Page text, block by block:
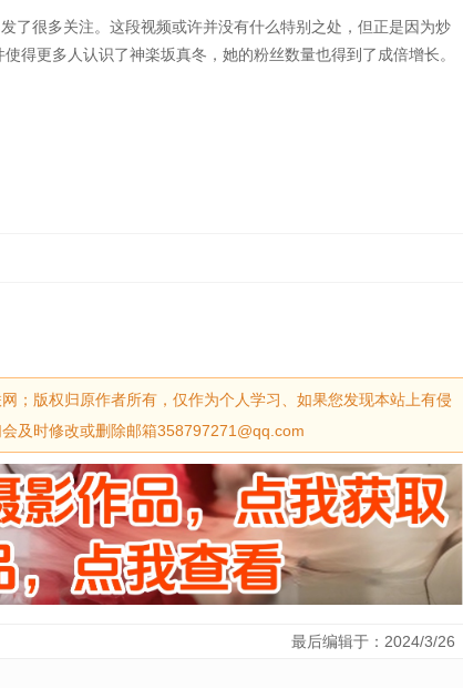
了很多关注。这段视频或许并没有什么特别之处，但正是因为炒
得更多人认识了神楽坂真冬，她的粉丝数量也得到了成倍增长。
；版权归原作者所有，仅作为个人学习、如果您发现本站上有侵
及时修改或删除邮箱358797271@qq.com
最后编辑于：2024/3/26